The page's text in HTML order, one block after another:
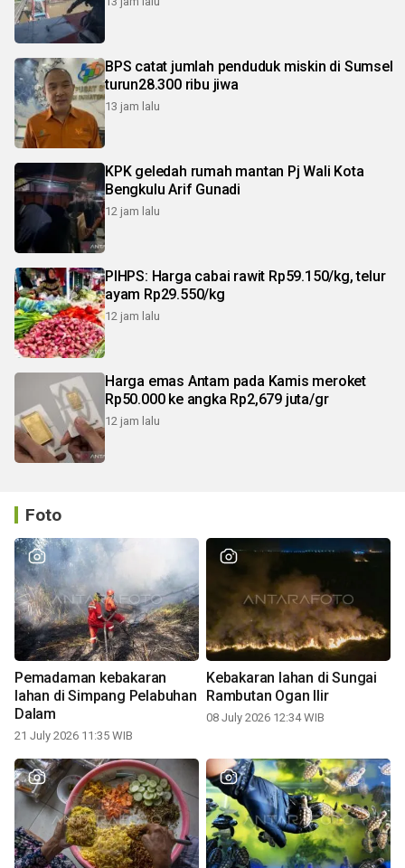
BPS catat jumlah penduduk miskin di Sumsel
turun28.300 ribu jiwa
13 jam lalu
KPK geledah rumah mantan Pj Wali Kota
Bengkulu Arif Gunadi
12 jam lalu
PIHPS: Harga cabai rawit Rp59.150/kg, telur
ayam Rp29.550/kg
12 jam lalu
Harga emas Antam pada Kamis meroket
Rp50.000 ke angka Rp2,679 juta/gr
12 jam lalu
Foto
Pemadaman kebakaran
lahan di Simpang Pelabuhan
Dalam
21 July 2026 11:35 WIB
Kebakaran lahan di Sungai
Rambutan Ogan Ilir
08 July 2026 12:34 WIB